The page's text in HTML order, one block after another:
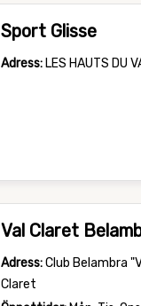
Sport Glisse
Adress:LES HAUTS DU
Val Claret
Adress:Club Belambra
Claret